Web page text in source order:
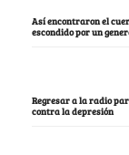
Así encontraron el
escondido por un
Regresar a la radio
contra la depresión